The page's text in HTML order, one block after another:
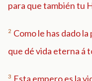
para que también tu
2 Como le has dado
que dé vida eterna á
3 Esta empero es la